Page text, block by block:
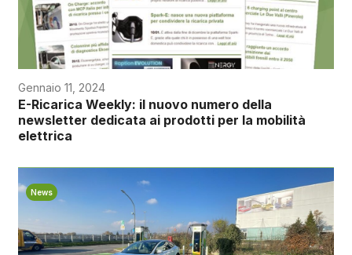
Gennaio 11, 2024
E-Ricarica Weekly: il nuovo numero della
newsletter dedicata ai prodotti per la mobilità
elettrica
News